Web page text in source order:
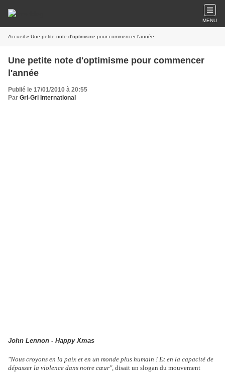
MENU
Accueil » Une petite note d'optimisme pour commencer l'année
Une petite note d'optimisme pour commencer
l'année
Publié le 17/01/2010 à 20:55
Par Gri-Gri International
John Lennon - Happy Xmas
"Nous croyons en la paix et en un monde plus humain ! Et en la capacité de
dépasser la violence dans notre cœur", disait un slogan du mouvement